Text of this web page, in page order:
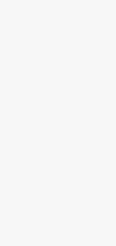
przez
nie może już
praw i wolności
danych osobowych
którego dokonano
Pani/Pana
albo jest wymogiem